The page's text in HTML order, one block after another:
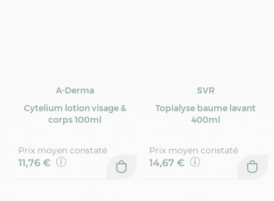
A-Derma
Cytelium lotion visage &
corps 100ml
Prix moyen constaté
11,76 €
SVR
Topialyse baume lavant
400ml
Prix moyen constaté
14,67 €